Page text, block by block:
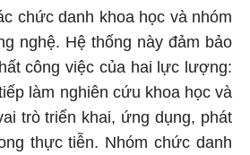
chức danh khoa học và nhóm
nghệ. Hệ thống này đảm bảo
công việc của hai lực lượng:
làm nghiên cứu khoa học và
trò triển khai, ứng dụng, phát
thực tiễn. Nhóm chức danh